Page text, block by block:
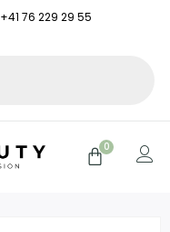
+41 76 229 29 55
0